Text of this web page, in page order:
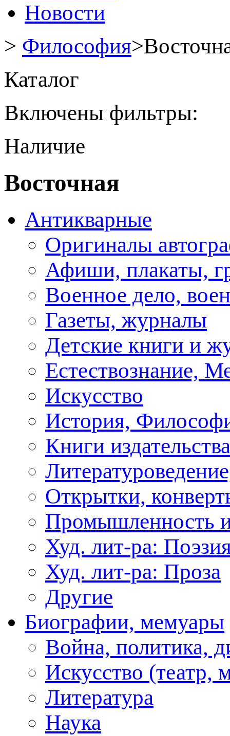
Новости
> Философия>
Каталог
Включены фильтры:
Наличие
Восточная
Антикварные
Оригиналы
Афиши, плакаты,
Военное дело,
Газеты, журналы
Детские книги и
Естествознание,
Искусство
История,
Книги
Открытки,
Промышленность
Худ. лит-ра:
Худ. лит-ра: Проза
Другие
Биографии, мемуары
Война, политика,
Искусство (театр,
Литература
Наука